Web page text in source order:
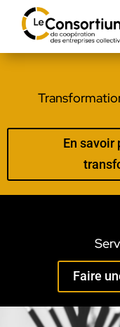
En savoir
Faire